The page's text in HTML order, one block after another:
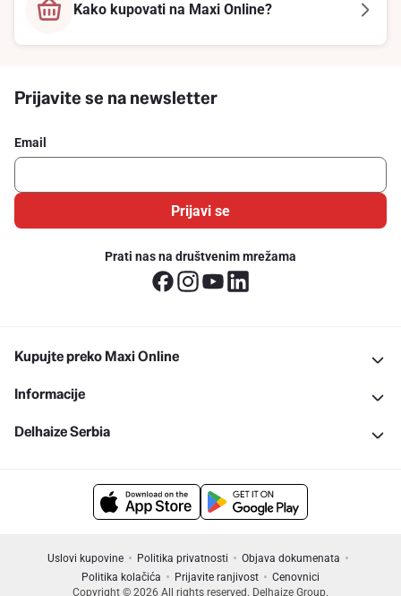
Kako kupovati na Maxi Online?
Prijavite se na newsletter
Email
Prijavi se
Prati nas na društvenim mrežama
Kupujte preko Maxi Online
Informacije
Delhaize Serbia
Uslovi kupovine Politika privatnosti
Objava dokumenata
Politika kolačića
Prijavite ranjivost
Cenovnici
Copyright © 2026 All rights reserved. Delhaize Group.